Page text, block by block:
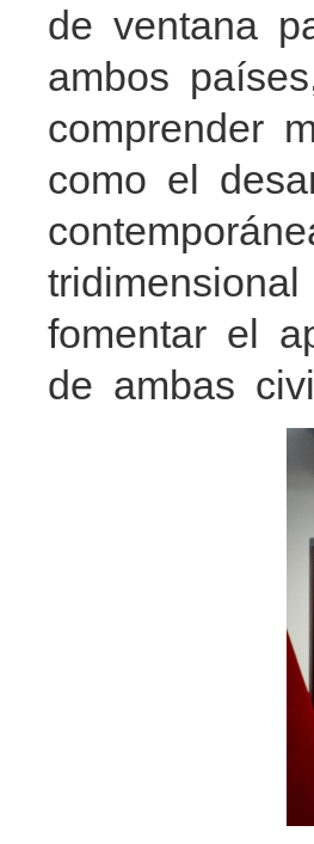
de ventana
ambos
comprender
como el
fomentar el
de ambas